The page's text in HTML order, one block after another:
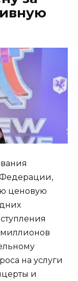
Федерации,
ценовую
миллионов
на услуги
и